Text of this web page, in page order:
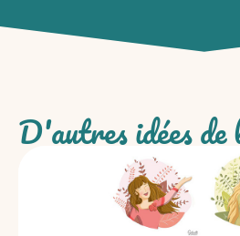
D'autres idées de